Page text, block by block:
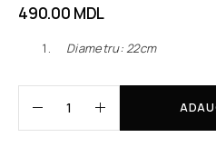
490.00 MDL
Diametru: 22сm